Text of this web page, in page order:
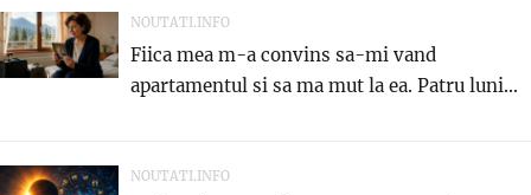
NOUTATI.INFO
Fiica mea m-a convins sa-mi vand
apartamentul si sa ma mut la ea. Patru luni...
NOUTATI.INFO